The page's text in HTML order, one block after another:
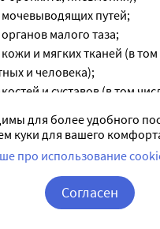
путей;
малого таза;
и мягких тканей (в том
и человека);
и суставов (в том
путей
стоматологии.
для более удобного
куки для вашего
про использование
Согласен